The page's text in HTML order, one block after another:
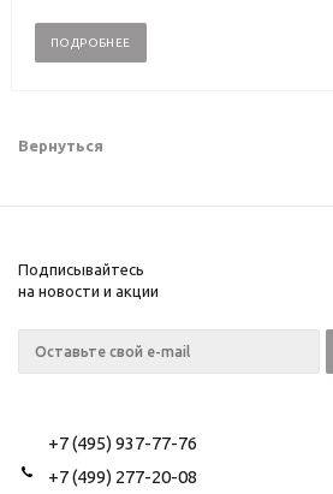
ПОДРОБНЕЕ
Вернуться
Подписывайтесь
на новости и акции
+7 (495) 937-77-76
+7 (499) 277-20-08